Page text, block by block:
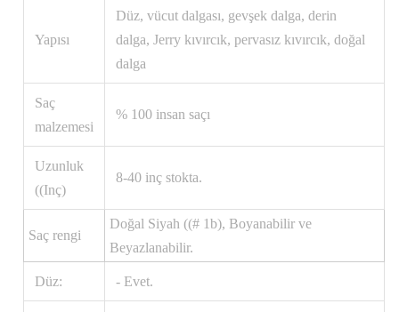
Yapısı
Düz, vücut dalgası, gevşek dalga, derin
dalga, Jerry kıvırcık, pervasız kıvırcık, doğal
dalga
Saç
malzemesi
% 100 insan saçı
Uzunluk
((Inç)
8-40 inç stokta.
Saç rengi
Doğal Siyah ((# 1b), Boyanabilir ve
Beyazlanabilir.
Düz: - Evet.